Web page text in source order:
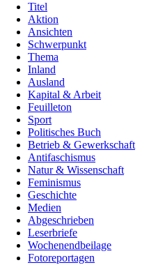
Titel
Aktion
Ansichten
Schwerpunkt
Thema
Inland
Ausland
Kapital & Arbeit
Feuilleton
Sport
Politisches Buch
Betrieb & Gewerkschaft
Antifaschismus
Natur & Wissenschaft
Feminismus
Geschichte
Medien
Abgeschrieben
Leserbriefe
Wochenendbeilage
Fotoreportagen